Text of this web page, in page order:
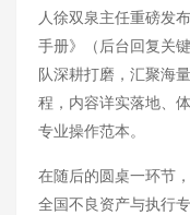
人徐双泉主任重磅发
手册》（后台回复关
队深耕打磨，汇聚海
程，内容详实落地、
专业操作范本。
在随后的圆桌一环节
全国不良资产与执行